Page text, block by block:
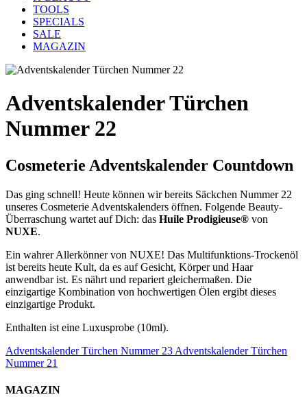
TOOLS
SPECIALS
SALE
MAGAZIN
Adventskalender Türchen
Nummer 22
Cosmeterie Adventskalender Countdown
Das ging schnell! Heute können wir bereits Säckchen Nummer 22
unseres Cosmeterie Adventskalenders öffnen. Folgende Beauty-
Überraschung wartet auf Dich: das Huile Prodigieuse® von
NUXE.
Ein wahrer Allerkönner von NUXE! Das Multifunktions-Trockenöl
ist bereits heute Kult, da es auf Gesicht, Körper und Haar
anwendbar ist. Es nährt und repariert gleichermaßen. Die
einzigartige Kombination von hochwertigen Ölen ergibt dieses
einzigartige Produkt.
Enthalten ist eine Luxusprobe (10ml).
Adventskalender Türchen Nummer 23 Adventskalender Türchen
Nummer 21
MAGAZIN